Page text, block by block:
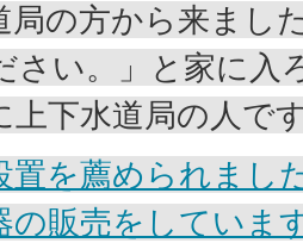
局の方から来まし
さい。」と家に入
上下水道局の人で
置を薦められまし
の販売をしていま